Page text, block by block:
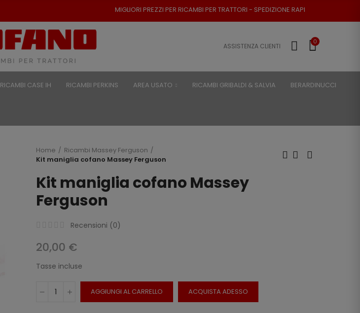
MIGLIORI PREZZI PER RICAMBI PER TRATTORI - SPEDIZIONE RAPIDA - RESO POSSIBILE
ASSISTENZA CLIENTI
0
RICAMBI CASE IH RICAMBI PERKINS AREA USATO RICAMBI GRIBALDI & SALVIA BERARDINUCCI
Home
Ricambi Massey Ferguson
Kit maniglia cofano Massey Ferguson
Kit maniglia cofano Massey
Ferguson
Recensioni (0)
20,00 €
Tasse incluse
AGGIUNGI AL CARRELLO ACQUISTA ADESSO